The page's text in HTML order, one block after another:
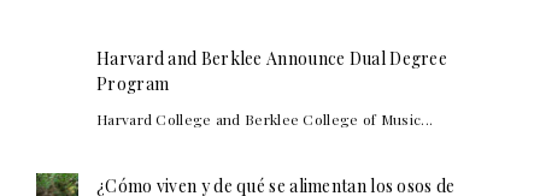
Harvard and Berklee Announce Dual Degree
Program
Harvard College and Berklee College of Music...
¿Cómo viven y de qué se alimentan los osos de